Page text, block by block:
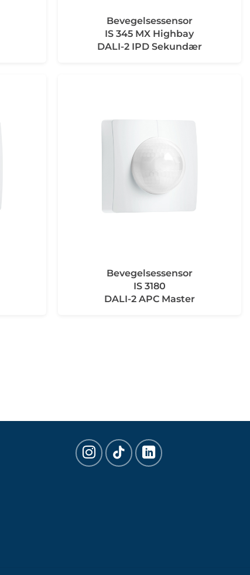
Bevegelsessensor
IS 345 MX Highbay
DALI-2 IPD Sekundær
Bevegelsessensor
IS 3180
DALI-2 APC Master